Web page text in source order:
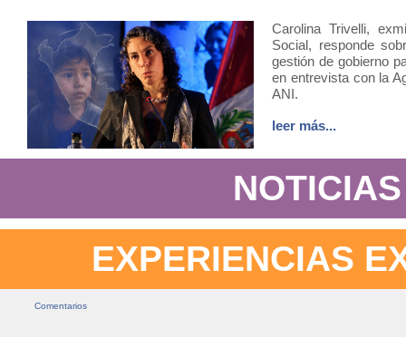
Carolina Trivelli,
Social, responde
gestión de gobierno
en entrevista con la
ANI.
leer más...
NOTICIAS
EXPERIENCIAS
Comentarios